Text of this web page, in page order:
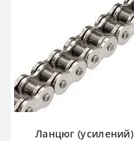
Ланцюг (усилений)